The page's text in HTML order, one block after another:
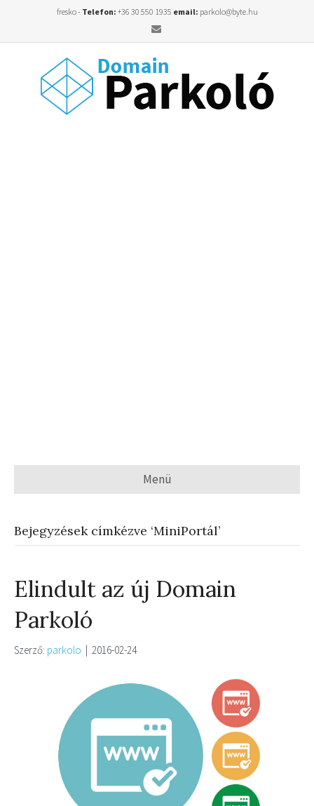
fresko - Telefon: +36 30 550 1935 email: parkolo@byte.hu
Email
Menü
Bejegyzések címkézve ‘MiniPortál’
Elindult az új Domain
Parkoló
Szerző: parkolo | 2016-02-24